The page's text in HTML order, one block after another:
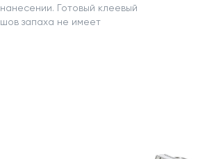
нанесении. Готовый клеевый
шов запаха не имеет